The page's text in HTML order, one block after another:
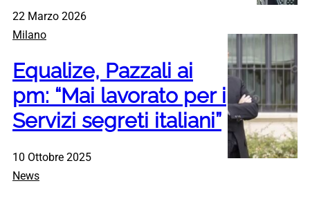
22 Marzo 2026
Milano
Equalize, Pazzali ai
pm: “Mai lavorato per i
Servizi segreti italiani”
10 Ottobre 2025
News